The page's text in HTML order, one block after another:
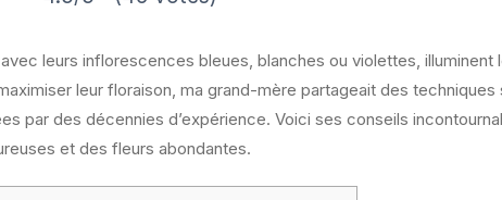
leurs inflorescences bleues, blanches ou violettes, illuminent
leur floraison, ma grand-mère partageait des techniques
par des décennies d’expérience. Voici ses conseils
et des fleurs abondantes.